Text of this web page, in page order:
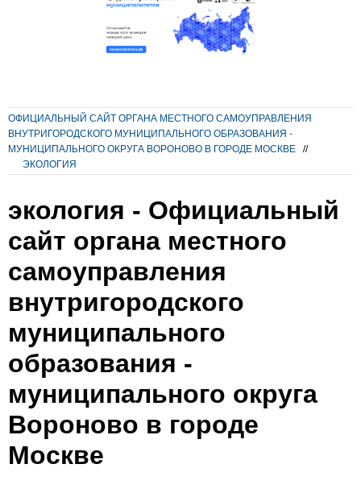
ОФИЦИАЛЬНЫЙ САЙТ ОРГАНА МЕСТНОГО САМОУПРАВЛЕНИЯ
ВНУТРИГОРОДСКОГО МУНИЦИПАЛЬНОГО ОБРАЗОВАНИЯ -
МУНИЦИПАЛЬНОГО ОКРУГА ВОРОНОВО В ГОРОДЕ МОСКВЕ
//
ЭКОЛОГИЯ
экология - Официальный
сайт органа местного
самоуправления
внутригородского
муниципального
образования -
муниципального округа
Вороново в городе
Москве